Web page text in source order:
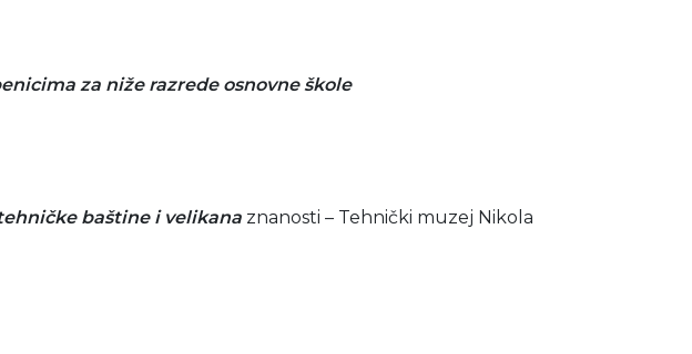
za niže razrede osnovne škole
baštine i velikana znanosti – Tehnički muzej Nikola